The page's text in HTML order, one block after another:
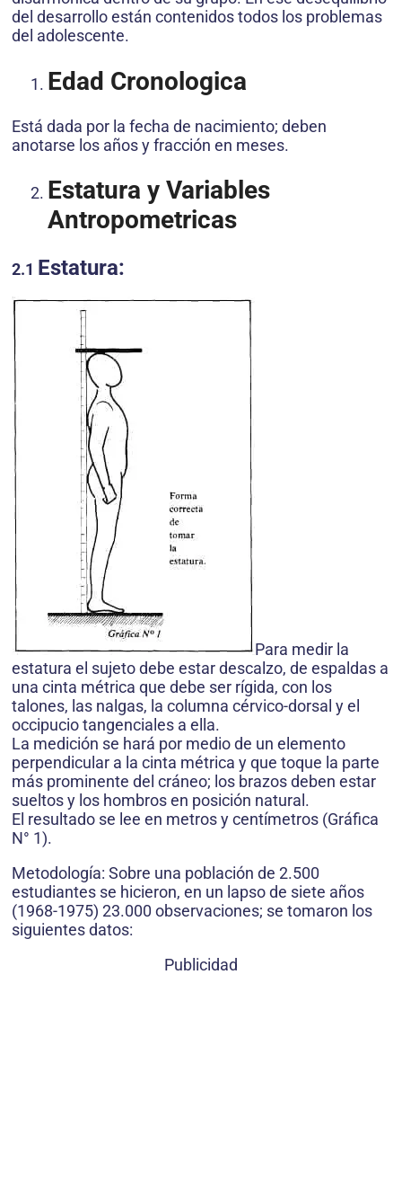
del desarrollo están contenidos todos los problemas
del adolescente.
Edad Cronologica
Está dada por la fecha de nacimiento; deben
anotarse los años y fracción en meses.
Estatura y Variables
Antropometricas
2.1 Estatura:
Para medir la
estatura el sujeto debe estar descalzo, de espaldas a
una cinta métrica que debe ser rígida, con los
talones, las nalgas, la columna cérvico-dorsal y el
occipucio tangenciales a ella.
La medición se hará por medio de un elemento
perpendicular a la cinta métrica y que toque la parte
más prominente del cráneo; los brazos deben estar
sueltos y los hombros en posición natural.
El resultado se lee en metros y centímetros (Gráfica
N° 1).
Metodología: Sobre una población de 2.500
estudiantes se hicieron, en un lapso de siete años
(1968-1975) 23.000 observaciones; se tomaron los
siguientes datos:
Publicidad